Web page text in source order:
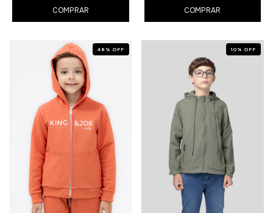
COMPRAR COMPRAR
48 % OFF 10 % OFF